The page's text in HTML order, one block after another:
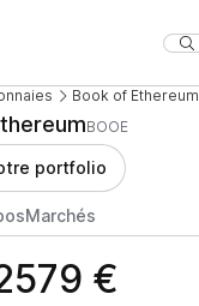
Book of Ethereum
BOOE
portfolio
Marchés
€